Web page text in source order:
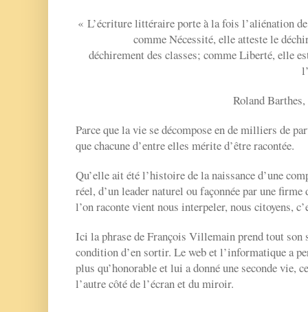
« L’écriture littéraire porte à la fois l’aliénation
comme Nécessité, elle atteste le
déchirement des classes; comme Liberté, elle
Roland
Parce que la vie se décompose en de milliers de
que chacune d’entre elles mérite d’être racontée.
Qu’elle ait été l’histoire de la naissance d’une
réel, d’un leader naturel ou façonnée par une
l’on raconte vient nous interpeler, nous citoyens,
Ici la phrase de François Villemain prend tout son
condition d’en sortir. Le web et l’informatique a
plus qu’honorable et lui a donné une seconde vie,
l’autre côté de l’écran et du miroir.